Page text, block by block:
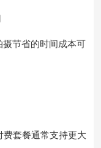
节省的时间成本可
套餐通常支持更大